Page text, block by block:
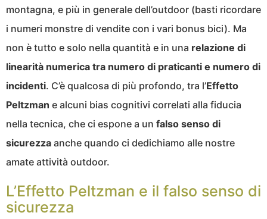
montagna, e più in generale dell’outdoor (basti ricordare
i numeri monstre di vendite con i vari bonus bici). Ma
non è tutto e solo nella quantità e in una relazione di
linearità numerica tra numero di praticanti e numero di
incidenti. C’è qualcosa di più profondo, tra l’Effetto
Peltzman e alcuni bias cognitivi correlati alla fiducia
nella tecnica, che ci espone a un falso senso di
sicurezza anche quando ci dedichiamo alle nostre
amate attività outdoor.
L’Effetto Peltzman e il falso senso di
sicurezza